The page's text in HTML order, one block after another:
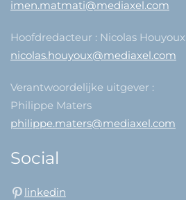
imen.matmati@mediaxel.com
Hoofdredacteur : Nicolas Houyoux
nicolas.houyoux@mediaxel.com
Verantwoordelijke uitgever :
Philippe Maters
philippe.maters@mediaxel.com
Social
linkedin